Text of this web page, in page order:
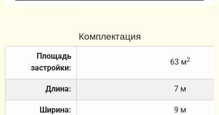
Комплектация
Площадь
застройки:
63 м2
Длина: 7 м
Ширина: 9 м